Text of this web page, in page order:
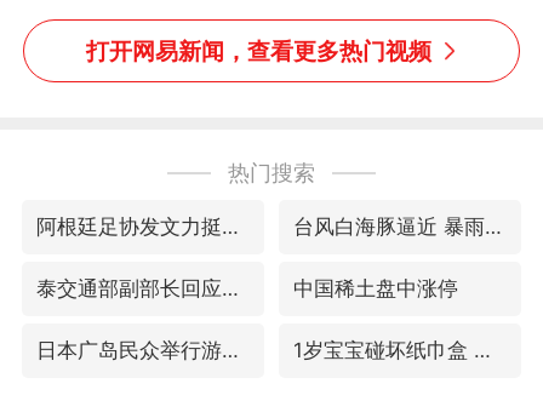
铁棒敲打方才挣脱
险，“拍出来让大家都避
免这个危险”
打开网易新闻，查看更多热门视频
热门搜索
阿根廷足协发文力挺因凡蒂诺 台风白海豚逼近 暴雨大暴雨来袭
泰交通部副部长回应中国人遭歧视手势 中国稀土盘中涨停
日本广岛民众举行游行反对政府行径 1岁宝宝碰坏纸巾盒 宝妈被索赔924元